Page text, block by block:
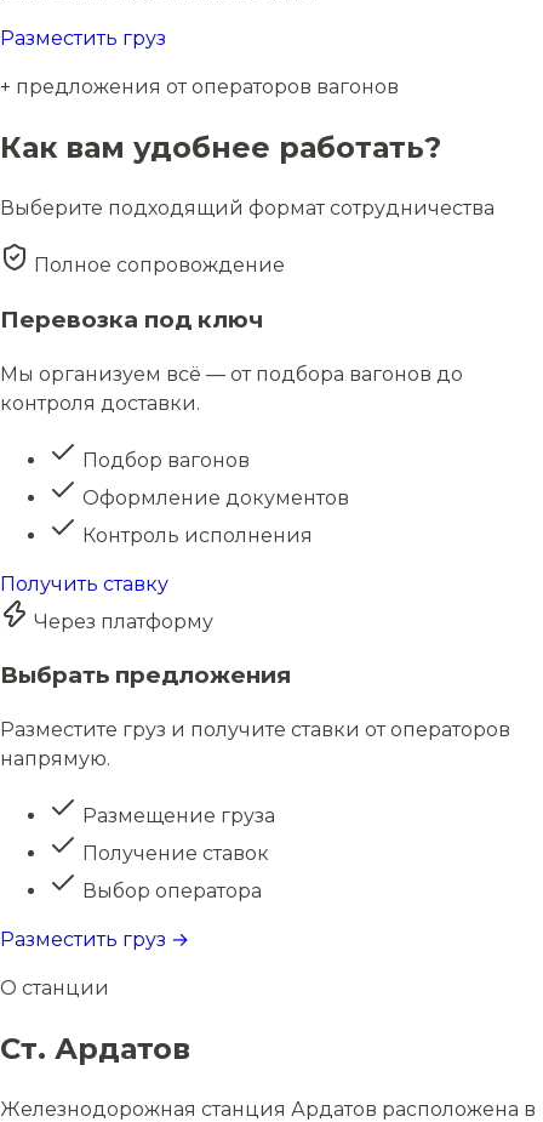
Разместить груз
+ предложения от операторов вагонов
Как вам удобнее работать?
Выберите подходящий формат сотрудничества
Полное сопровождение
Перевозка под ключ
Мы организуем всё — от подбора вагонов до
контроля доставки.
Подбор вагонов
Оформление документов
Контроль исполнения
Получить ставку
Через платформу
Выбрать предложения
Разместите груз и получите ставки от операторов
напрямую.
Размещение груза
Получение ставок
Выбор оператора
Разместить груз →
О станции
Ст. Ардатов
Железнодорожная станция Ардатов расположена в